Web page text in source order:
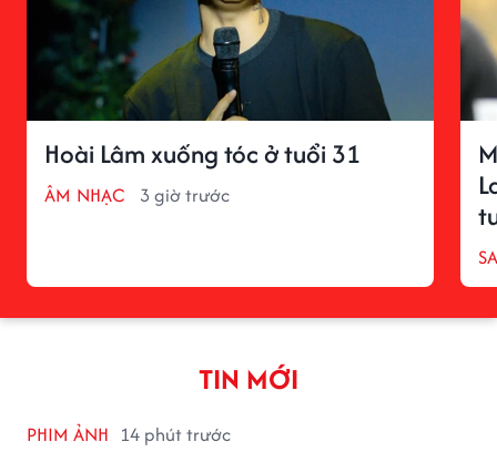
Hoài Lâm xuống tóc ở tuổi 31
ÂM NHẠC 3 giờ trước
TIN MỚI
PHIM ẢNH 14 phút trước